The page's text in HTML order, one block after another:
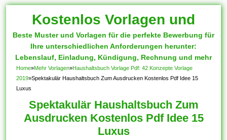
Kostenlos Vorlagen und
Muster
Beste Muster und Vorlagen für die perfekte Bewerbung für
Ihre unterschiedlichen Anforderungen herunter:
Lebenslauf, Einladung, Kündigung, Rechnung und mehr
Home»Mehr Vorlagen»Haushaltsbuch Vorlage Pdf: 42 Konzepte Vorlage
2019»Spektakulär Haushaltsbuch Zum Ausdrucken Kostenlos Pdf Idee 15
Luxus
Spektakulär Haushaltsbuch Zum
Ausdrucken Kostenlos Pdf Idee 15
Luxus